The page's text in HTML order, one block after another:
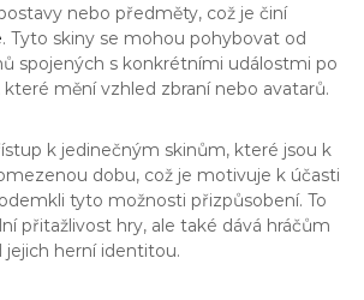
nebo předměty, což je činí
. Tyto skiny se mohou pohybovat od
spojených s konkrétními událostmi po
mění vzhled zbraní nebo avatarů.
k jedinečným skinům, které jsou k
dobu, což je motivuje k účasti
tyto možnosti přizpůsobení. To
přitažlivost hry, ale také dává hráčům
herní identitou.